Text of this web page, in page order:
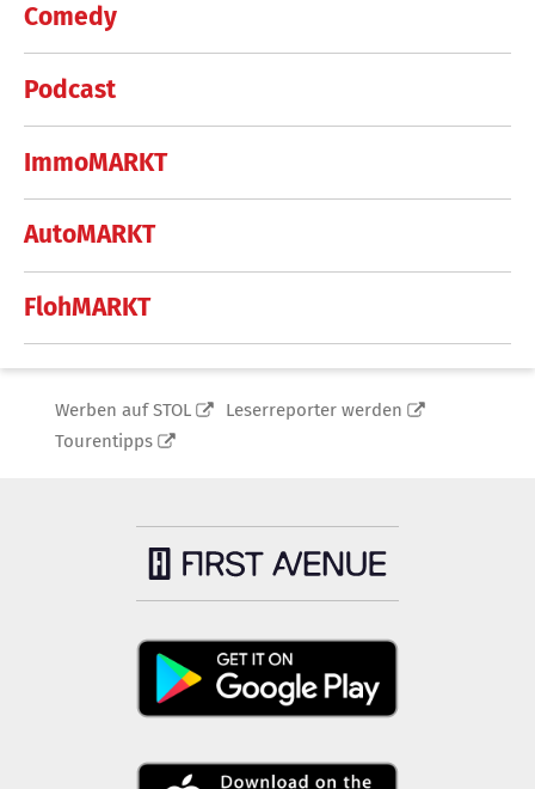
Comedy
Podcast
ImmoMARKT
AutoMARKT
FlohMARKT
Werben auf STOL
Leserreporter werden
Tourentipps